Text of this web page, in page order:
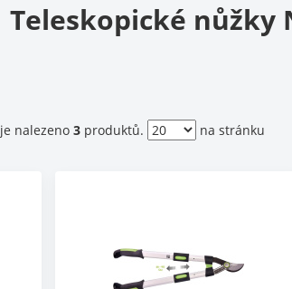
Teleskopické nůžky
je nalezeno 3produktů. na stránku